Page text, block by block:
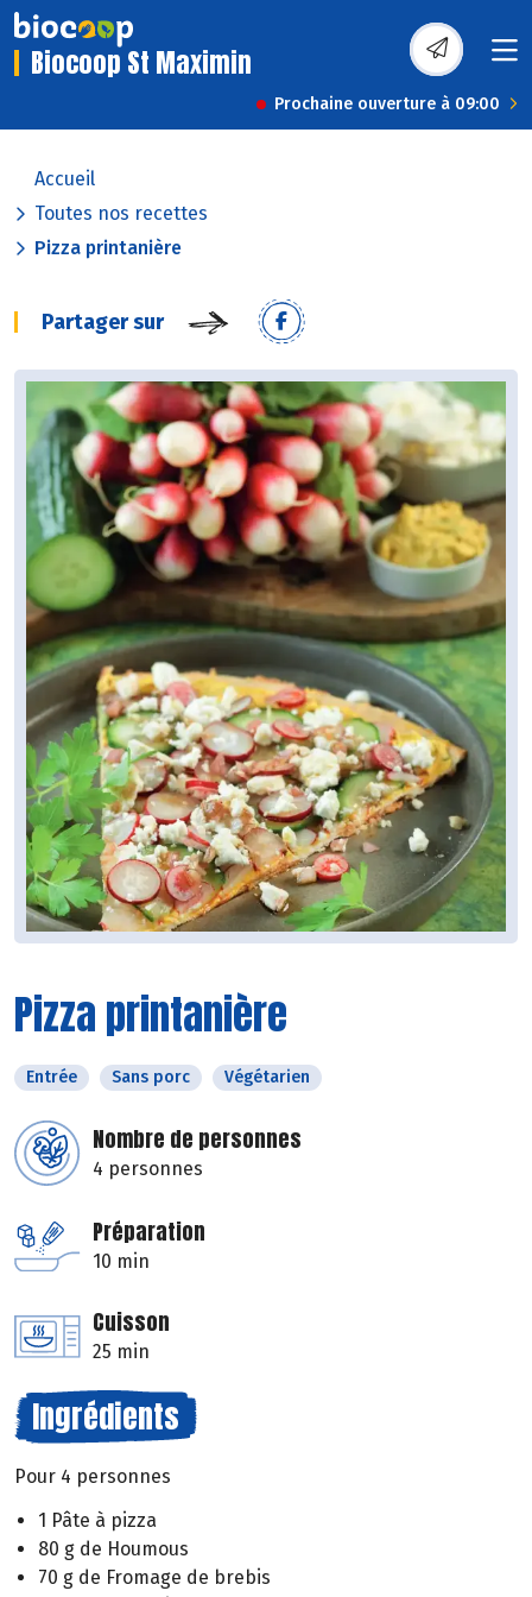
Biocoop St Maximin
Prochaine ouverture à 09:00
Accueil
Toutes nos recettes
Pizza printanière
Partager sur
Pizza printanière
Entrée Sans porc Végétarien
Nombre de personnes
4 personnes
Préparation
10 min
Cuisson
25 min
Ingrédients
Pour 4 personnes
1 Pâte à pizza
80 g de Houmous
70 g de Fromage de brebis